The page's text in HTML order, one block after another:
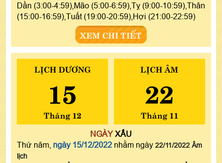
Dần (3:00-4:59),Mão (5:00-6:59),Tỵ (9:00-10:59),Thân
(15:00-16:59),Tuất (19:00-20:59),Hợi (21:00-22:59)
XEM CHI TIẾT
LỊCH DƯƠNG
15
Tháng 12
LỊCH ÂM
22
Tháng 11
NGÀYXẤU
Thứ năm, ngày 15/12/2022 nhằm ngày 22/11/2022 Âm
lịch